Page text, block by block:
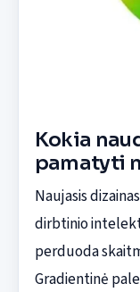
Kokia
pamatyti
Naujasis
dirbtinio
perduoda
Gradientinė